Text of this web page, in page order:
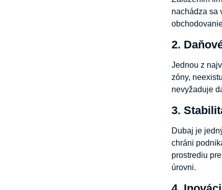
nachádza sa
2.
Jednou z
zóny,
nevyžaduje
3.
Dubaj je
chráni
prostrediu
úrovni.